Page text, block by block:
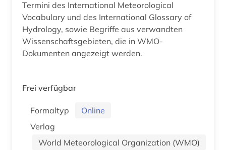
Termini des International Meteorological
Vocabulary und des International Glossary of
Hydrology, sowie Begriffe aus verwandten
Wissenschaftsgebieten, die in WMO-
Dokumenten angezeigt werden.
Frei verfügbar
Formaltyp
Online
Verlag
World Meteorological Organization (WMO)